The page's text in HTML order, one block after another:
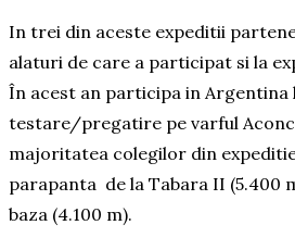
In trei din aceste expeditii
alaturi de care a participat si la
În acest an participa in Argentina
testare/pregatire pe varful
majoritatea colegilor din
parapanta de la Tabara II (5.400
baza (4.100 m).